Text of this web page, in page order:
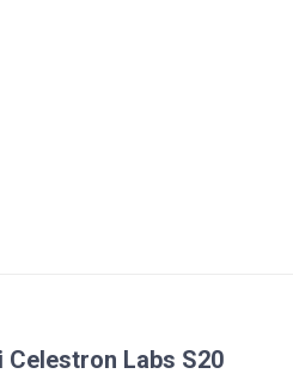
Celestron Labs S20